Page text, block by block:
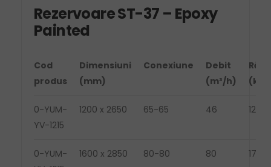
Rezervoare ST-37 – Epoxy
Painted
Cod
produs
Dimensiuni
(mm)
Conexiune
Debit
(m³/h)
(kg)
0-YUM-
YV-1215
1200 x 2650 65-65 46 1250
0-YUM-
1600 x 2850 80-80 80 1750